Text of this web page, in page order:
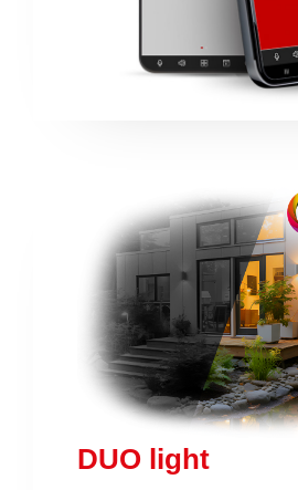
DUO light